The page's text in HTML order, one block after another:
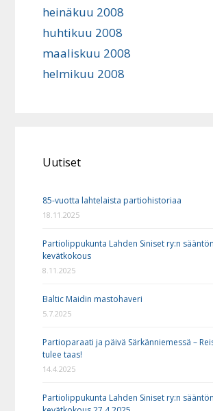
heinäkuu 2008
huhtikuu 2008
maaliskuu 2008
helmikuu 2008
Uutiset
85-vuotta lahtelaista partiohistoriaa
18.11.2025
Partiolippukunta Lahden Siniset ry:n
kevätkokous
8.11.2025
Baltic Maidin mastohaveri
5.7.2025
Partioparaati ja päivä Särkänniemessä –
tulee taas!
14.4.2025
Partiolippukunta Lahden Siniset ry:n